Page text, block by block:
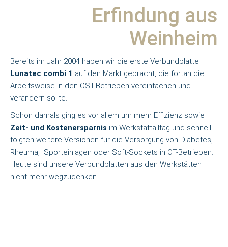
Erfindung aus
Weinheim
Bereits im Jahr 2004 haben wir die erste Verbundplatte
Lunatec combi 1 auf den Markt gebracht, die fortan die
Arbeitsweise in den OST-Betrieben vereinfachen und
verändern sollte.
Schon damals ging es vor allem um mehr Effizienz sowie
Zeit- und Kostenersparnis im Werkstattalltag und schnell
folgten weitere Versionen für die Versorgung von Diabetes,
Rheuma, Sporteinlagen oder Soft-Sockets in OT-Betrieben.
Heute sind unsere Verbundplatten aus den Werkstätten
nicht mehr wegzudenken.